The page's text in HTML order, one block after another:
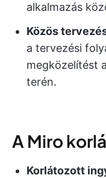
alkalmazás
Közös
a tervezési
megközelítést
terén.
A Miro
Korlátozott